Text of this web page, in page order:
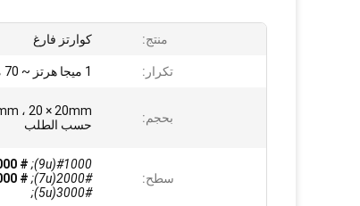
منتج: كوارتز فارغ
تكرار: 1 ميجا هرتز ~ 70 ميجا هرتز بالحفر
بحجم:
حسب الطلب
سطح:
#1000(9u);
# 1000 (9 ش) ؛
#2000(7u);
# 2000 (7 ش) ؛
#3000(5u);